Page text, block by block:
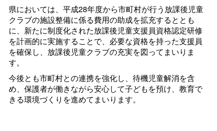
県においては、平成28年度から市町村が行う放課後児童
クラブの施設整備に係る費用の助成を拡充するととも
に、新たに制度化された放課後児童支援員資格認定研修
を計画的に実施することで、必要な資格を持った支援員
を確保し、放課後児童クラブの充実を図ってまいりま
す。
今後とも市町村との連携を強化し、待機児童解消を含
め、保護者が働きながら安心して子どもを預け、教育で
きる環境づくりを進めてまいります。